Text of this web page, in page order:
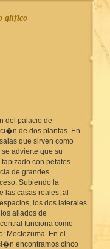
glífico
del palacio de
de dos plantas. En
que sirven como
advierte que su
con petates.
de grandes
Subiendo la
las casas reales, al
los dos laterales
aliados de
funciona como
Moctezuma. En el
encontramos cinco